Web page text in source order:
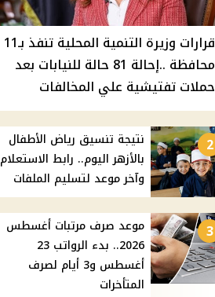
قرارات وزيرة التنمية المحلية تنفذ بـ11
محافظة ..إحالة 81 حالة للنيابات بعد
حملات تفتيشية علي المخالفات
2
نتيجة تنسيق رياض الأطفال
بالأزهر اليوم.. رابط الاستعلام
وآخر موعد لتسليم الملفات
3
موعد صرف مرتبات أغسطس
2026.. بدء الرواتب 23
أغسطس و3 أيام لصرف
المتأخرات